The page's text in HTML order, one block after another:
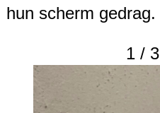
hun scherm gedrag.
1/ 3